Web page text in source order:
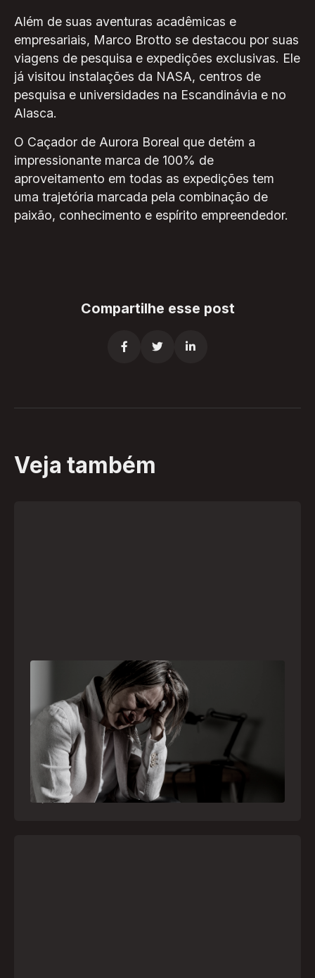
Além de suas aventuras acadêmicas e
empresariais, Marco Brotto se destacou por suas
viagens de pesquisa e expedições exclusivas. Ele
já visitou instalações da NASA, centros de
pesquisa e universidades na Escandinávia e no
Alasca.
O Caçador de Aurora Boreal que detém a
impressionante marca de 100% de
aproveitamento em todas as expedições tem
uma trajetória marcada pela combinação de
paixão, conhecimento e espírito empreendedor.
Compartilhe esse post
  
Veja também
Crise psiquiátrica é urgência médica: saiba
como o SAMU atua nesses casos
Surtos, tentativas de suicídio e episódios de
agitação intensa são considerados urgências
médicas e devem receber atendimento
especializado pelo telefone 192
21 julho, 2026